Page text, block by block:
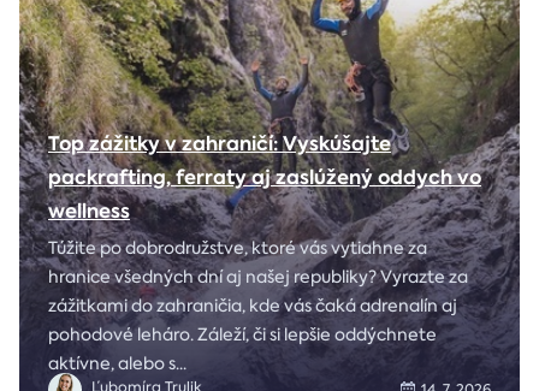
Top zážitky v zahraničí: Vyskúšajte
packrafting, ferraty aj zaslúžený oddych vo
wellness
Túžite po dobrodružstve, ktoré vás vytiahne za
hranice všedných dní aj našej republiky? Vyrazte za
zážitkami do zahraničia, kde vás čaká adrenalín aj
pohodové leháro. Záleží, či si lepšie oddýchnete
aktívne, alebo s...